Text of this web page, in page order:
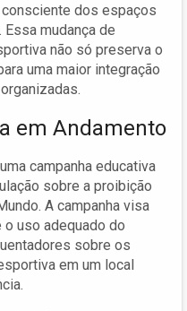
dos espaços
mudança de
não só preserva o
uma maior integração
em Andamento
campanha educativa
sobre a proibição
A campanha visa
uso adequado do
sobre os
em um local